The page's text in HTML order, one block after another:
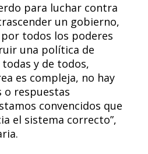
para luchar contra
un gobierno,
todos los poderes
una política de
y de todos,
es compleja, no hay
o respuestas
convencidos que
el sistema correcto”,